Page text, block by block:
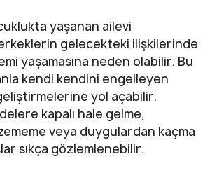
yaşanan ailevi
gelecekteki ilişkilerinde
yaşamasına neden olabilir. Bu
kendi kendini engelleyen
yol açabilir.
kapalı hale gelme,
veya duygulardan kaçma
sıkça gözlemlenebilir.